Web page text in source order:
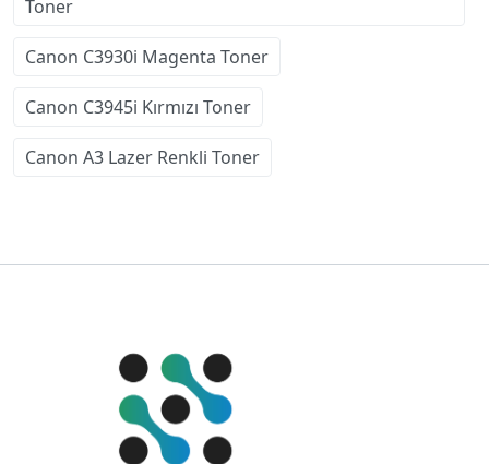
Toner
Canon C3930i Magenta Toner
Canon C3945i Kırmızı Toner
Canon A3 Lazer Renkli Toner